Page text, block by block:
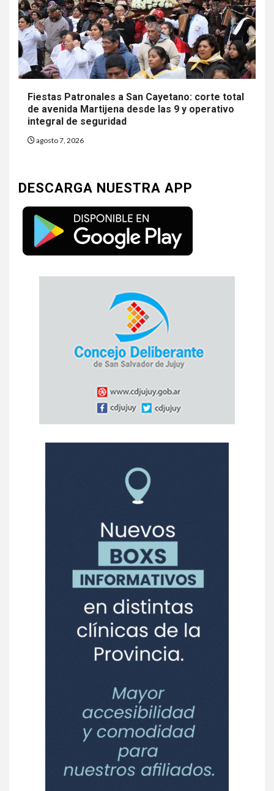
Fiestas Patronales a San Cayetano: corte total
de avenida Martijena desde las 9 y operativo
integral de seguridad
agosto 7, 2026
DESCARGA NUESTRA APP